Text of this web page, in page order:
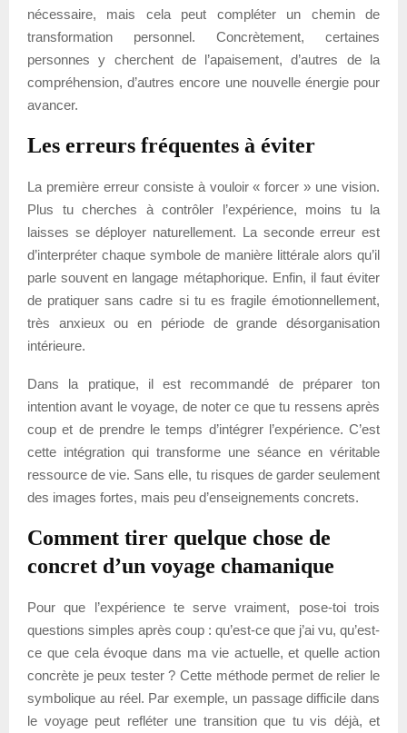
nécessaire, mais cela peut compléter un chemin de
transformation personnel. Concrètement, certaines
personnes y cherchent de l’apaisement, d’autres de la
compréhension, d’autres encore une nouvelle énergie pour
avancer.
Les erreurs fréquentes à éviter
La première erreur consiste à vouloir « forcer » une vision.
Plus tu cherches à contrôler l’expérience, moins tu la
laisses se déployer naturellement. La seconde erreur est
d’interpréter chaque symbole de manière littérale alors qu’il
parle souvent en langage métaphorique. Enfin, il faut éviter
de pratiquer sans cadre si tu es fragile émotionnellement,
très anxieux ou en période de grande désorganisation
intérieure.
Dans la pratique, il est recommandé de préparer ton
intention avant le voyage, de noter ce que tu ressens après
coup et de prendre le temps d’intégrer l’expérience. C’est
cette intégration qui transforme une séance en véritable
ressource de vie. Sans elle, tu risques de garder seulement
des images fortes, mais peu d’enseignements concrets.
Comment tirer quelque chose de
concret d’un voyage chamanique
Pour que l’expérience te serve vraiment, pose-toi trois
questions simples après coup : qu’est-ce que j’ai vu, qu’est-
ce que cela évoque dans ma vie actuelle, et quelle action
concrète je peux tester ? Cette méthode permet de relier le
symbolique au réel. Par exemple, un passage difficile dans
le voyage peut refléter une transition que tu vis déjà, et